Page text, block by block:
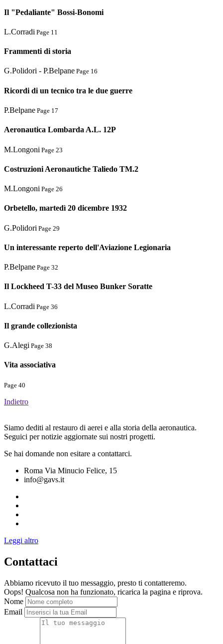
Il "Pedaliante" Bossi-Bonomi
L.Corradi Page 11
Frammenti di storia
G.Polidori - P.Belpane Page 16
Ricordi di un tecnico tra le due guerre
P.Belpane Page 17
Aeronautica Lombarda A.L. 12P
M.Longoni Page 23
Costruzioni Aeronautiche Taliedo TM.2
M.Longoni Page 26
Orbetello, martedì 20 dicembre 1932
G.Polidori Page 29
Un interessante reperto dell'Aviazione Legionaria
P.Belpane Page 32
Il Lockheed T-33 del Museo Bunker Soratte
L.Corradi Page 36
Il grande collezionista
G.Alegi Page 38
Vita associativa
Page 40
Indietro
Siamo dediti al restauro di aerei e alla storia della aeronautica.
Seguici per notizie aggiornate sui nostri progetti.
Se hai domande non esitare a contattarci.
Roma Via Minucio Felice, 15
info@gavs.it
Leggi altro
Contattaci
Abbiamo ricevuto il tuo messaggio, presto ti contatteremo.
Oops! Qualcosa non ha funzionato, ricarica la pagina e riprova.
Nome
Email